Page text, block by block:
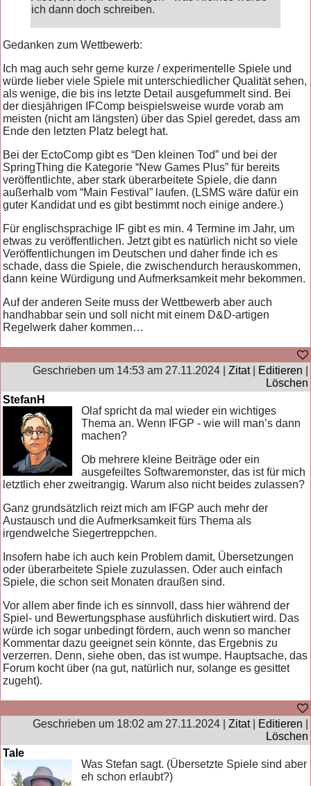
ich dann doch schreiben.
Gedanken zum Wettbewerb:
Ich mag auch sehr gerne kurze / experimentelle Spiele und
würde lieber viele Spiele mit unterschiedlicher Qualität sehen,
als wenige, die bis ins letzte Detail ausgefummelt sind. Bei
der diesjährigen IFComp beispielsweise wurde vorab am
meisten (nicht am längsten) über das Spiel geredet, dass am
Ende den letzten Platz belegt hat.
Bei der EctoComp gibt es “Den kleinen Tod” und bei der
SpringThing die Kategorie “New Games Plus” für bereits
veröffentlichte, aber stark überarbeitete Spiele, die dann
außerhalb vom “Main Festival” laufen. (LSMS wäre dafür ein
guter Kandidat und es gibt bestimmt noch einige andere.)
Für englischsprachige IF gibt es min. 4 Termine im Jahr, um
etwas zu veröffentlichen. Jetzt gibt es natürlich nicht so viele
Veröffentlichungen im Deutschen und daher finde ich es
schade, dass die Spiele, die zwischendurch herauskommen,
dann keine Würdigung und Aufmerksamkeit mehr bekommen.
Auf der anderen Seite muss der Wettbewerb aber auch
handhabbar sein und soll nicht mit einem D&D-artigen
Regelwerk daher kommen…
Geschrieben um 14:53 am 27.11.2024 | Zitat| Editieren
Löschen
StefanH
Olaf spricht da mal wieder ein wichtiges
Thema an. Wenn IFGP - wie will man’s dann
machen?
Ob mehrere kleine Beiträge oder ein
ausgefeiltes Softwaremonster, das ist für mich
letztlich eher zweitrangig. Warum also nicht beides zulassen?
Ganz grundsätzlich reizt mich am IFGP auch mehr der
Austausch und die Aufmerksamkeit fürs Thema als
irgendwelche Siegertreppchen.
Insofern habe ich auch kein Problem damit, Übersetzungen
oder überarbeitete Spiele zuzulassen. Oder auch einfach
Spiele, die schon seit Monaten draußen sind.
Vor allem aber finde ich es sinnvoll, dass hier während der
Spiel- und Bewertungsphase ausführlich diskutiert wird. Das
würde ich sogar unbedingt fördern, auch wenn so mancher
Kommentar dazu geeignet sein könnte, das Ergebnis zu
verzerren. Denn, siehe oben, das ist wumpe. Hauptsache, das
Forum kocht über (na gut, natürlich nur, solange es gesittet
zugeht).
Geschrieben um 18:02 am 27.11.2024 | Zitat| Editieren
Löschen
Tale
Was Stefan sagt. (Übersetzte Spiele sind aber
eh schon erlaubt?)